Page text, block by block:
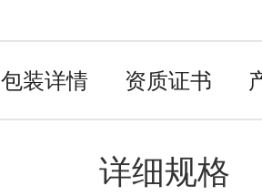
包装详情 资质证书
详细规格